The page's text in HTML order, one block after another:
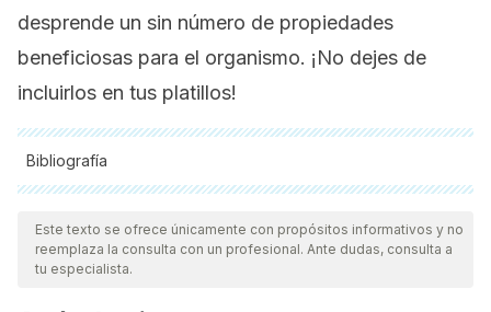
desprende un sin número de propiedades
beneficiosas para el organismo. ¡No dejes de
incluirlos en tus platillos!
Bibliografía
Todas las fuentes citadas fueron revisadas a profundidad por
nuestro equipo, para asegurar su calidad, confiabilidad,
vigencia y validez.La bibliografía de este artículo fue
Este texto se ofrece únicamente con propósitos informativos y no
reemplaza la consulta con un profesional. Ante dudas, consulta a
tu especialista.